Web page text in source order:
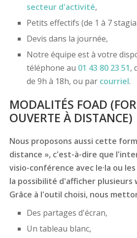
secteur d'activité,
Petits effectifs (de 1 à 7
Devis dans la journée,
Notre équipe est à votre
téléphone au 01 43 80 23 51,
de 9h à 18h, ou par courriel.
MODALITÉS FOAD
OUVERTE À DISTANCE)
Nous proposons aussi cette
distance », c'est-à-dire que
visio-conférence avec le·la ou
la possibilité d'afficher plusieurs
Grâce à l'outil choisi, nous
Des partages d'écran,
Un tableau blanc,